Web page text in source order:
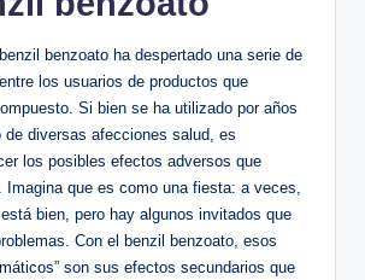
benzoato ha ​despertado ‌una serie de
los usuarios⁣ de productos que
Si bien se ha utilizado por años
de ⁢diversas afecciones salud, es
los posibles ​efectos adversos que‍
Imagina que es como ⁣una fiesta: a veces,
bien,​ pero hay algunos invitados que
⁤Con el benzil benzoato, esos
son sus efectos secundarios que